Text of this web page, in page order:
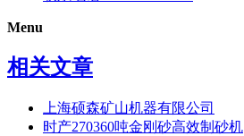
Menu
相关文章
上海硕森矿山机器有限公司
时产270360吨金刚砂高效制砂机